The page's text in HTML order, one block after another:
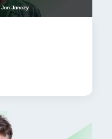
Jan Janczy